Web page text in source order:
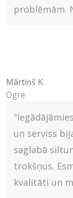
problēmām.
Mārtiņš K.
Ogre
un serviss
saglabā
trokšņus.
kvalitāti un